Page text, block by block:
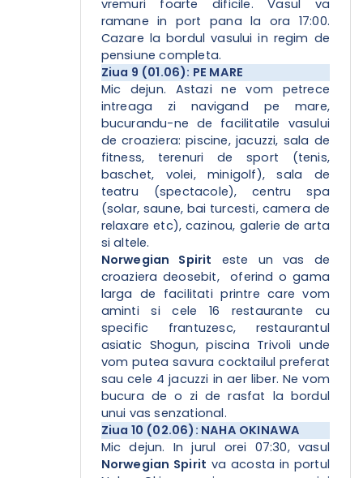
vremuri foarte dificile. Vasul va
ramane in port pana la ora 17:00.
Cazare la bordul vasului in regim de
pensiune completa.
Ziua 9 (01.06): PE MARE
Mic dejun. Astazi ne vom petrece
intreaga zi navigand pe mare,
bucurandu-ne de facilitatile vasului
de croaziera: piscine, jacuzzi, sala de
fitness, terenuri de sport (tenis,
baschet, volei, minigolf), sala de
teatru (spectacole), centru spa
(solar, saune, bai turcesti, camera de
relaxare etc), cazinou, galerie de arta
si altele.
Norwegian Spirit este un vas de
croaziera deosebit, oferind o gama
larga de facilitati printre care vom
aminti si cele 16 restaurante cu
specific frantuzesc, restaurantul
asiatic Shogun, piscina Trivoli unde
vom putea savura cocktailul preferat
sau cele 4 jacuzzi in aer liber. Ne vom
bucura de o zi de rasfat la bordul
unui vas senzational.
Ziua 10 (02.06): NAHA OKINAWA
Mic dejun. In jurul orei 07:30, vasul
Norwegian Spirit va acosta in portul